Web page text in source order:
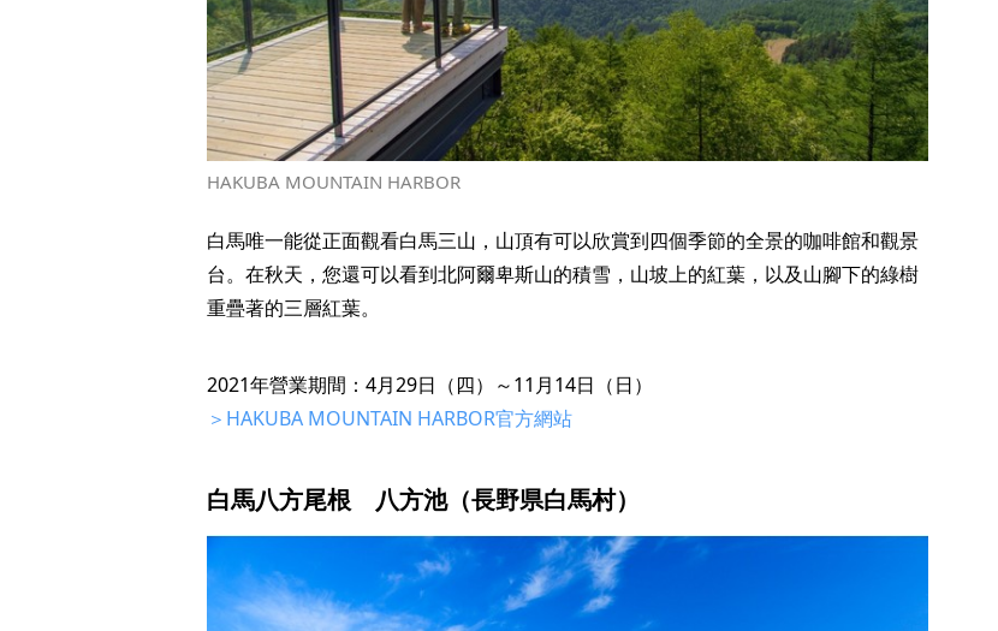
HAKUBA MOUNTAIN HARBOR
白馬唯一能從正面觀看白馬三山，山頂有可以欣賞到四個季節的全景的咖啡館和觀景
台。在秋天，您還可以看到北阿爾卑斯山的積雪，山坡上的紅葉，以及山腳下的綠樹
重疊著的三層紅葉。
2021年營業期間：4月29日（四）～11月14日（日）
＞HAKUBA MOUNTAIN HARBOR官方網站
白馬八方尾根 八方池（長野県白馬村）